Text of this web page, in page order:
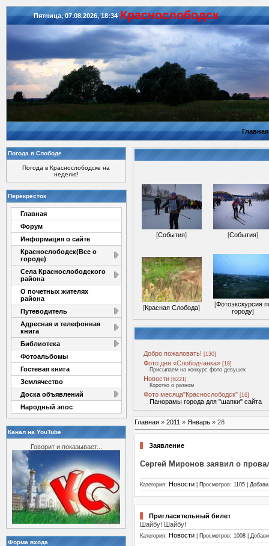
Пятница, 07.08.2026, 18:34 Красноcлободск
Главная
Погода в Слободе
Погода в Краснослободске на
неделю!
Перекресток
Главная
Форум
Информация о сайте
Краснослободск(Все о
городе)
Села Краснослободского
района
О почетных жителях
района
Путеводитель
Адресная и телефонная
книга
Библиотека
Фотоальбомы
Гостевая книга
Землячество
Доска объявлений
Народный эпос
Канал на YouTube
Говорит и показывает...
Форма входа
[События] [События]
[Красная Слобода] [Фотоэкскурсия
городу]
Добро пожаловать! [130]
Фото дня «Слободчанка» [18]
Присылаем на конкурс фото девушек
Новости [6221]
Коротко о разном
Фото месяца"Краснослободск" [16]
Панорамы города для "шапки" сайта
Главная » 2011 » Январь » 28
Заявление
Сергей Миронов заявил о
Категория: Новости | Просмотров: 1105 |
Пригласительный билет
Шайбу! Шайбу!
Категория: Новости | Просмотров: 1008 |